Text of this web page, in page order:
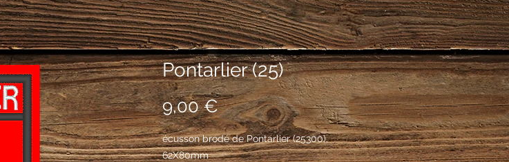
Pontarlier (25)
9,00 €Prix
écusson brodé de Pontarlier (25300),
62X80mm